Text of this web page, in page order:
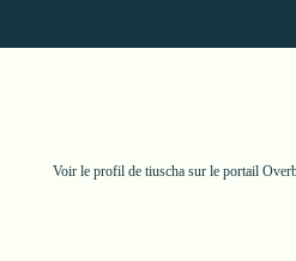
Voir le profil de tiuscha sur le portail